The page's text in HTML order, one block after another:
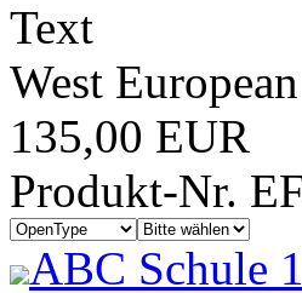
Text
West European
135,00 EUR
Produkt-Nr.
ABC Schule